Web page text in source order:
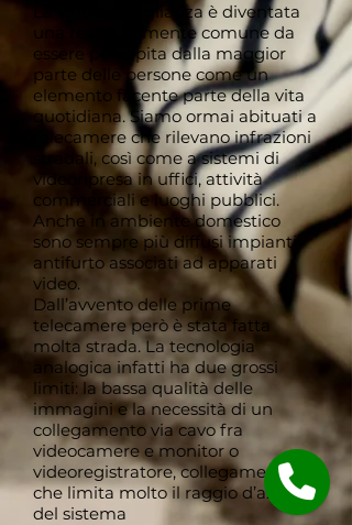
La videosorveglianza è diventata
una realtà talmente comune da
essere percepita dalla maggior
parte delle persone come un
elemento facente parte della vita
quotidiana. Siamo ormai abituati a
telecamere che rilevano infrazioni
stradali, così come a sistemi di
videoripresa in uffici, attività
commerciali e luoghi pubblici.
Anche in ambiente domestico
sono sempre più diffusi impianti
antifurto associati ad apparati
video.
Dall’avvento delle prime
telecamere però è stata fatta
molta strada. La tecnologia
analogica infatti ha due grossi
limiti: la bassa qualità delle
immagini e la necessità di un
collegamento via cavo fra
videocamere e monitor o
videoregistratore, collegamento
che limita molto il raggio d’azione
del sistema